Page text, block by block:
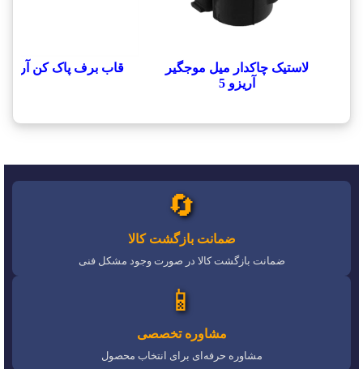
لاستیک چاکدار میل موجگیر
آریزو 5
قاب برف پاک کن آریزو 5
🔄
ضمانت بازگشت کالا
ضمانت بازگشت کالا در صورت وجود مشکل فنی
📱
مشاوره تخصصی
مشاوره حرفه‌ای برای انتخاب محصول